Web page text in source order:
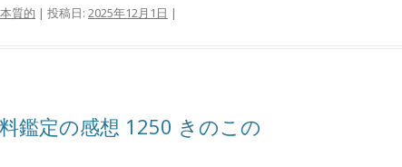
本質的 | 投稿日: 2025年12月1日 |
鑑定の感想 1250 きのこの